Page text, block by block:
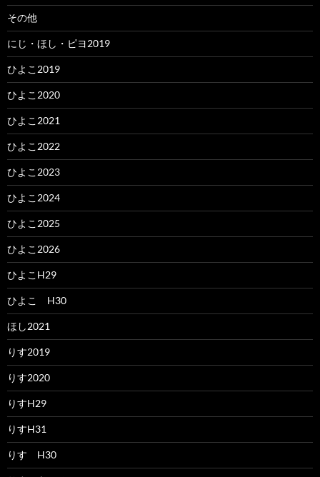
その他
にじ・ほし・ピヨ2019
ひよこ2019
ひよこ2020
ひよこ2021
ひよこ2022
ひよこ2023
ひよこ2024
ひよこ2025
ひよこ2026
ひよこH29
ひよこ H30
ほし2021
りす2019
りす2020
りすH29
りすH31
りす H30